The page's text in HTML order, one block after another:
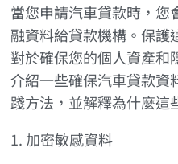
當您申請汽車貸款時，您
融資料給貸款機構。保護
對於確保您的個人資產和
介紹一些確保汽車貸款資
踐方法，並解釋為什麼這
1. 加密敏感資料